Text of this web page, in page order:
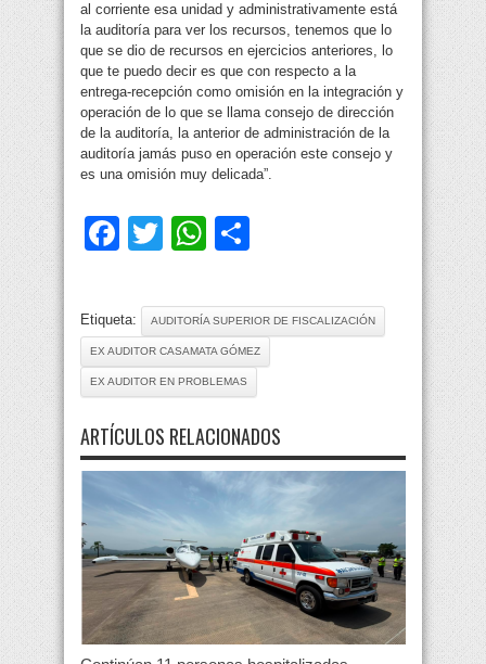
al corriente esa unidad y administrativamente está
la auditoría para ver los recursos, tenemos que lo
que se dio de recursos en ejercicios anteriores, lo
que te puedo decir es que con respecto a la
entrega-recepción como omisión en la integración y
operación de lo que se llama consejo de dirección
de la auditoría, la anterior de administración de la
auditoría jamás puso en operación este consejo y
es una omisión muy delicada”.
Facebook
TwitterWhatsApp
Etiqueta: AUDITORÍA SUPERIOR DE FISCALIZACIÓN
EX AUDITOR CASAMATA GÓMEZ
EX AUDITOR EN PROBLEMAS
ARTÍCULOS RELACIONADOS